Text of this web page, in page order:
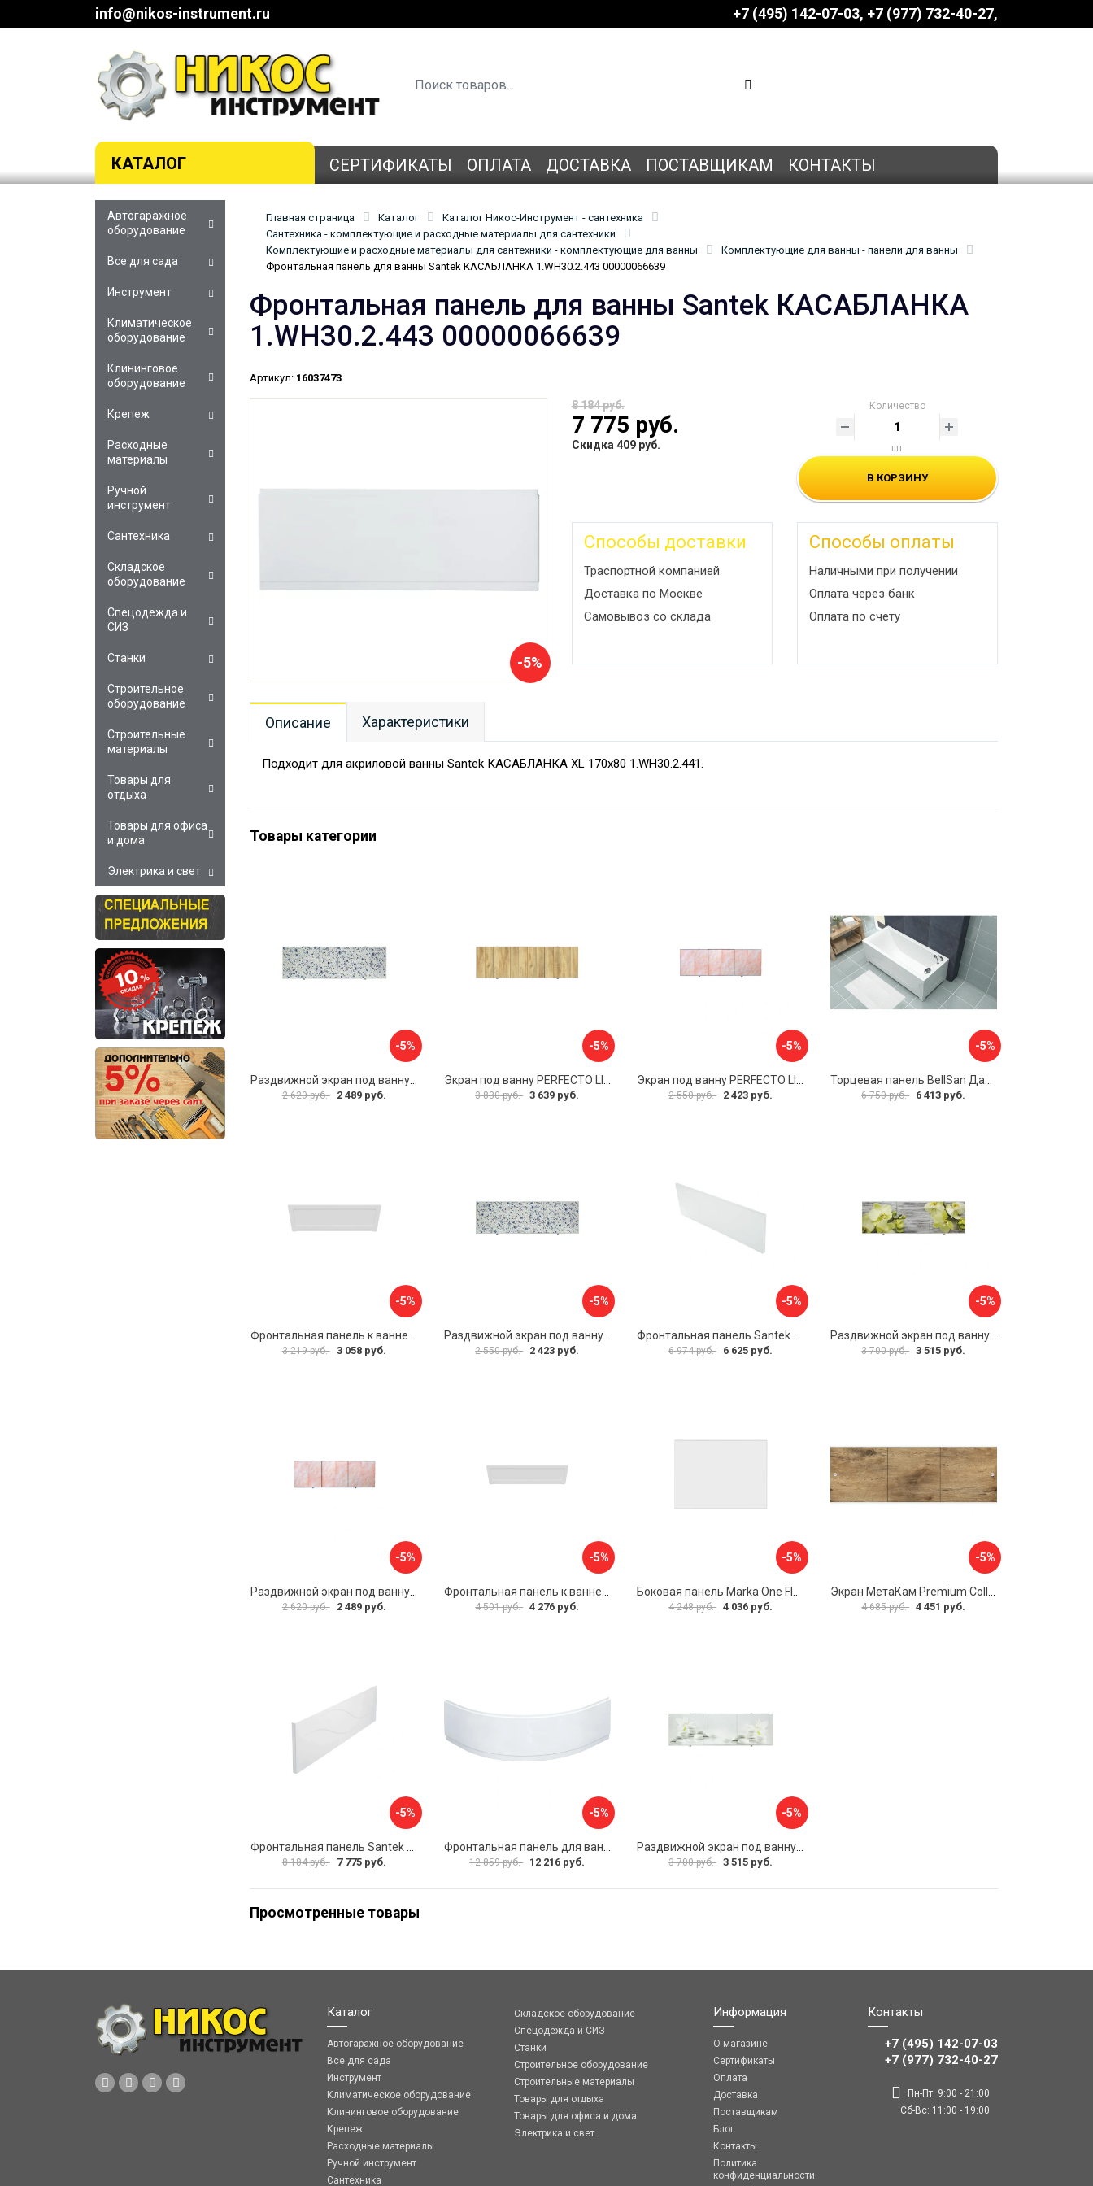
info@nikos-instrument.ru +7 (495) 142-07-03 ‎‎+7 (977) 732-40-27
КАТАЛОГ СЕРТИФИКАТЫ ОПЛАТА ДОСТАВКА ПОСТАВЩИКАМ КОНТАКТЫ
Главная страница Каталог
Каталог Никос-Инструмент - сантехника
Сантехника - комплектующие и расходные материалы для сантехники
Комплектующие и расходные материалы для сантехники - комплектующие для ванны
Комплектующие для ванны - панели для ванны
Фронтальная панель для ванны Santek КАСАБЛАНКА 1.WH30.2.443 00000066639
Фронтальная панель для ванны Santek КАСАБЛАНКА
1.WH30.2.443 00000066639
Артикул: 16037473
-5%
8 184 руб.
7 775 руб.
Скидка 409 руб.
Количество
шт
В КОРЗИНУ
Способы доставки
Траспортной компанией
Доставка по Москве
Самовывоз со склада
Способы оплаты
Наличными при получении
Оплата через банк
Оплата по счету
Описание Характеристики
Подходит для акриловой ванны Santek КАСАБЛАНКА XL 170х80 1.WH30.2.441.
Товары категории
-5%
2 620 руб. 2 489 руб.
-5%
3 830 руб. 3 639 руб.
-5%
2 550 руб. 2 423 руб.
-5%
6 750 руб. 6 413 руб.
-5%
Фронтальная панель к ванне Мия Aquatek 00000089315
3 219 руб. 3 058 руб.
-5%
Раздвижной экран под ванну PERFECTO LINEA 36-001511
2 550 руб. 2 423 руб.
-5%
Фронтальная панель Santek 1.WH30.2.498 00000067322
6 974 руб. 6 625 руб.
-5%
Раздвижной экран под ванну PERFECTO LINEA 36-031509
3 700 руб. 3 515 руб.
-5%
2 620 руб. 2 489 руб.
-5%
4 501 руб. 4 276 руб.
-5%
4 248 руб. 4 036 руб.
-5%
4 685 руб. 4 451 руб.
-5%
8 184 руб. 7 775 руб.
-5%
12 859 руб. 12 216 руб.
-5%
3 700 руб. 3 515 руб.
Просмотренные товары
Автогаражное
оборудование
Все для сада
Инструмент
Климатическое
оборудование
Клининговое
оборудование
Крепеж
Расходные
материалы
Ручной
инструмент
Сантехника
Складское
оборудование
Спецодежда и
СИЗ
Станки
Строительное
оборудование
Строительные
материалы
Товары для
отдыха
Товары для офиса
и дома
Электрика и свет
Каталог
Автогаражное оборудование
Все для сада
Инструмент
Климатическое оборудование
Клининговое оборудование
Крепеж
Расходные материалы
Ручной инструмент
Сантехника
Складское оборудование
Спецодежда и СИЗ
Станки
Строительное оборудование
Строительные материалы
Товары для отдыха
Товары для офиса и дома
Электрика и свет
Информация
О магазине
Сертификаты
Оплата
Доставка
Поставщикам
Блог
Контакты
Политика
конфиденциальности
Контакты
+7 (495) 142-07-03
‎‎+7 (977) 732-40-27
Пн-Пт: 9:00 - 21:00
Сб-Вс: 11:00 - 19:00